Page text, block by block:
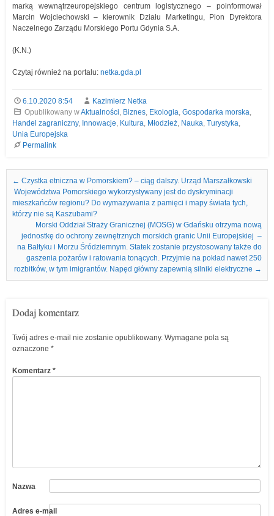
marką wewnątrzeuropejskiego centrum logistycznego – poinformował
Marcin Wojciechowski – kierownik Działu Marketingu, Pion Dyrektora
Naczelnego Zarządu Morskiego Portu Gdynia S.A.
(K.N.)
Czytaj również na portalu: netka.gda.pl
6.10.2020 8:54
Kazimierz Netka
Opublikowany wAktualności Biznes, Ekologia Gospodarka morska
Handel zagraniczny, Innowacje Kultura Młodzież Nauka Turystyka
Unia Europejska
Permalink
Nawigacja we wpisach
← Czystka etniczna w Pomorskiem? – ciąg dalszy. Urząd Marszałkowski
Województwa Pomorskiego wykorzystywany jest do dyskryminacji
mieszkańców regionu? Do wymazywania z pamięci i mapy świata tych,
którzy nie są Kaszubami?
Morski Oddział Straży Granicznej (MOSG) w Gdańsku otrzyma nową
jednostkę do ochrony zewnętrznych morskich granic Unii Europejskiej –
na Bałtyku i Morzu Śródziemnym. Statek zostanie przystosowany także do
gaszenia pożarów i ratowania tonących. Przyjmie na pokład nawet 250
rozbitków, w tym imigrantów. Napęd główny zapewnią silniki elektryczne →
Dodaj komentarz
Twój adres e-mail nie zostanie opublikowany. Wymagane pola są
oznaczone *
Komentarz *
Nazwa
Adres e-mail